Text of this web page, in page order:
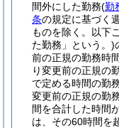
間外にした勤務(勤
条の規定に基づく
ものを除く。以下
た勤務」という。)
前の正規の勤務時
り変更前の正規の
で定める時間の勤
変更前の正規の勤
間を合計した時間
は、その60時間を